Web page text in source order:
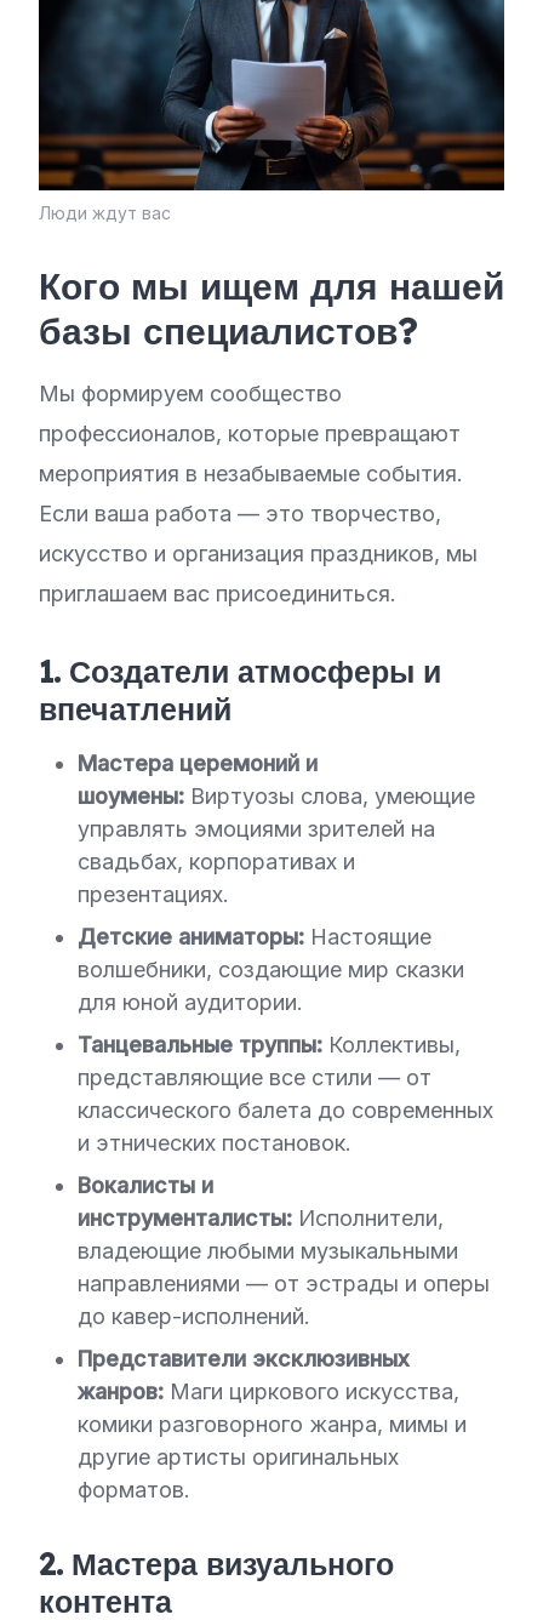
Люди ждут вас
Кого мы ищем для нашей
базы специалистов?
Мы формируем сообщество
профессионалов, которые превращают
мероприятия в незабываемые события.
Если ваша работа — это творчество,
искусство и организация праздников, мы
приглашаем вас присоединиться.
1. Создатели атмосферы и
впечатлений
Мастера церемоний и
шоумены: Виртуозы слова, умеющие
управлять эмоциями зрителей на
свадьбах, корпоративах и
презентациях.
Детские аниматоры: Настоящие
волшебники, создающие мир сказки
для юной аудитории.
Танцевальные труппы: Коллективы,
представляющие все стили — от
классического балета до современных
и этнических постановок.
Вокалисты и
инструменталисты: Исполнители,
владеющие любыми музыкальными
направлениями — от эстрады и оперы
до кавер-исполнений.
Представители эксклюзивных
жанров: Маги циркового искусства,
комики разговорного жанра, мимы и
другие артисты оригинальных
форматов.
2. Мастера визуального
контента